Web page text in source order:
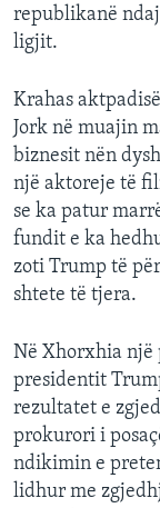
republikanë
ligjit.
Krahas
Jork në muajin
biznesit nën
një aktoreje të
se ka patur
fundit e ka
zoti Trump të
shtete të tjera.
Në Xhorxhia një
presidentit
rezultatet e
prokurori i
ndikimin e
lidhur me